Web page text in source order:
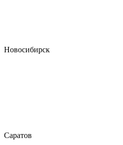
Новосибирск
Саратов